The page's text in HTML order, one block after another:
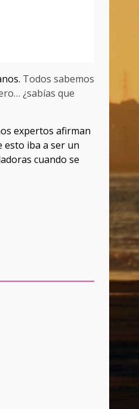
Todos sabemos
¿sabías que
expertos afirman
esto iba a ser un
cuando se